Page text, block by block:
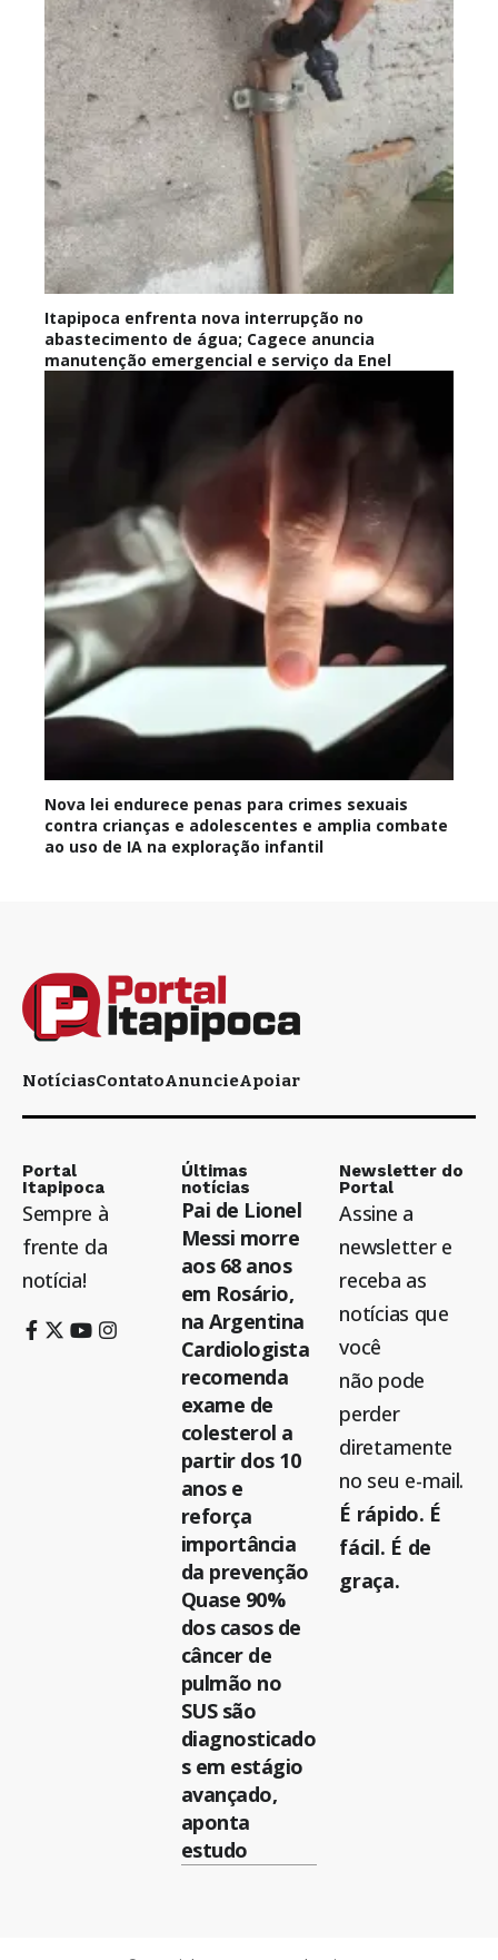
Itapipoca enfrenta nova interrupção no
abastecimento de água; Cagece anuncia
manutenção emergencial e serviço da Enel
Nova lei endurece penas para crimes sexuais
contra crianças e adolescentes e amplia combate
ao uso de IA na exploração infantil
NotíciasContatoAnuncieApoiar
Portal
Itapipoca
Sempre à
frente da
notícia!
Últimas
notícias
Pai de Lionel
Messi morre
aos 68 anos
em Rosário,
na Argentina
Cardiologista
recomenda
exame de
colesterol a
partir dos 10
anos e
reforça
importância
da prevenção
Quase 90%
dos casos de
câncer de
pulmão no
SUS são
diagnosticado
s em estágio
avançado,
aponta
estudo
Newsletter do
Portal
Assine a
newsletter e
receba as
notícias que
você
não pode
perder
diretamente
no seu e-mail.
É rápido. É
fácil. É de
graça.